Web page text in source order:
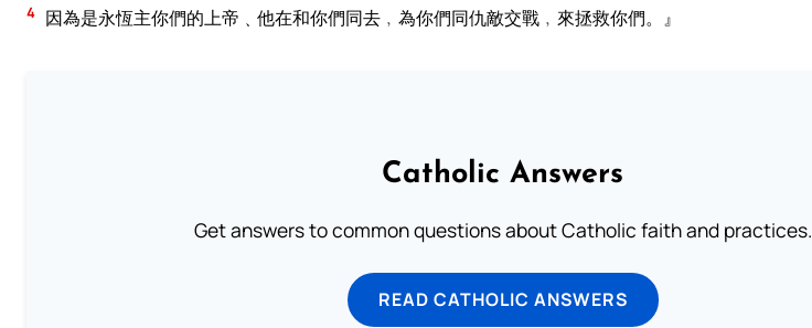
4 因為是永恆主你們的上帝﹑他在和你們同去﹐為你們同仇敵交戰﹐來拯救你們。』
Catholic Answers
Get answers to common questions about Catholic faith and practices.
READ CATHOLIC ANSWERS